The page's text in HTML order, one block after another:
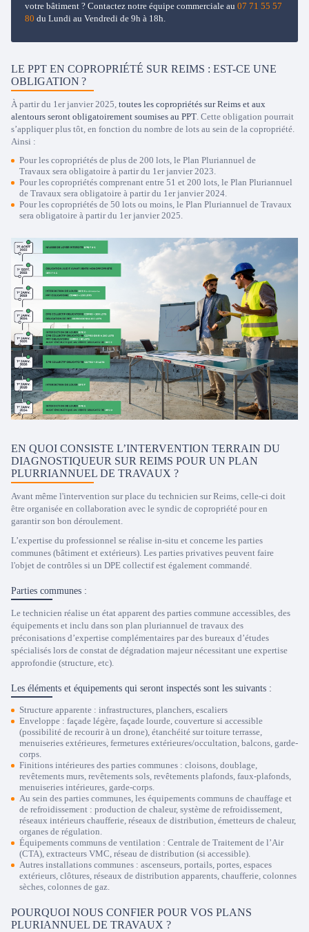
votre bâtiment ? Contactez notre équipe commerciale au 07 71 55 57
80 du Lundi au Vendredi de 9h à 18h.
LE PPT EN COPROPRIÉTÉ SUR REIMS : EST-CE UNE
OBLIGATION ?
À partir du 1er janvier 2025, toutes les copropriétés sur Reims et aux
alentours seront obligatoirement soumises au PPT. Cette obligation pourrait
s’appliquer plus tôt, en fonction du nombre de lots au sein de la copropriété.
Ainsi :
Pour les copropriétés de plus de 200 lots, le Plan Pluriannuel de
Travaux sera obligatoire à partir du 1er janvier 2023.
Pour les copropriétés comprenant entre 51 et 200 lots, le Plan Pluriannuel
de Travaux sera obligatoire à partir du 1er janvier 2024.
Pour les copropriétés de 50 lots ou moins, le Plan Pluriannuel de Travaux
sera obligatoire à partir du 1er janvier 2025.
EN QUOI CONSISTE L’INTERVENTION TERRAIN DU
DIAGNOSTIQUEUR SUR REIMS POUR UN PLAN
PLURRIANNUEL DE TRAVAUX ?
Avant même l'intervention sur place du technicien sur Reims, celle-ci doit
être organisée en collaboration avec le syndic de copropriété pour en
garantir son bon déroulement.
L’expertise du professionnel se réalise in-situ et concerne les parties
communes (bâtiment et extérieurs). Les parties privatives peuvent faire
l'objet de contrôles si un DPE collectif est également commandé.
Parties communes :
Le technicien réalise un état apparent des parties commune accessibles, des
équipements et inclu dans son plan pluriannuel de travaux des
préconisations d’expertise complémentaires par des bureaux d’études
spécialisés lors de constat de dégradation majeur nécessitant une expertise
approfondie (structure, etc).
Les éléments et équipements qui seront inspectés sont les suivants :
Structure apparente : infrastructures, planchers, escaliers
Enveloppe : façade légère, façade lourde, couverture si accessible
(possibilité de recourir à un drone), étanchéité sur toiture terrasse,
menuiseries extérieures, fermetures extérieures/occultation, balcons, garde-
corps.
Finitions intérieures des parties communes : cloisons, doublage,
revêtements murs, revêtements sols, revêtements plafonds, faux-plafonds,
menuiseries intérieures, garde-corps.
Au sein des parties communes, les équipements communs de chauffage et
de refroidissement : production de chaleur, système de refroidissement,
réseaux intérieurs chaufferie, réseaux de distribution, émetteurs de chaleur,
organes de régulation.
Équipements communs de ventilation : Centrale de Traitement de l’Air
(CTA), extracteurs VMC, réseau de distribution (si accessible).
Autres installations communes : ascenseurs, portails, portes, espaces
extérieurs, clôtures, réseaux de distribution apparents, chaufferie, colonnes
sèches, colonnes de gaz.
POURQUOI NOUS CONFIER POUR VOS PLANS
PLURIANNUEL DE TRAVAUX ?